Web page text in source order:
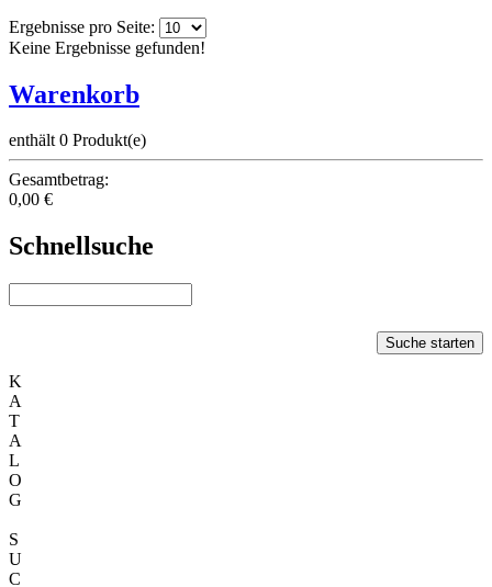
Ergebnisse pro Seite:
Keine Ergebnisse gefunden!
Warenkorb
enthält 0 Produkt(e)
Gesamtbetrag:
0,00 €
Schnellsuche
Suche starten
K
A
T
A
L
O
G
S
U
C